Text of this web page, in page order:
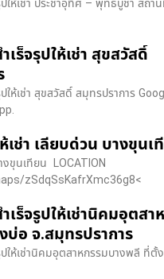
ให้เช่า ประชาอุทิศ – พุทธบูชา สถา
เร็จรุปให้เช่า สุขสวัสดิ์
ให้เช่า สุขสวัสดิ์ สมุทรปราการ
เช่า เลียบด่วน บางขุนเ
ขุนเทียน​ LOCATION
zSdqSsKafrXmc36g8<
เร็จรูปให้เช่านิคมอุตสา
บ่อ จ.สมุทรปราการ
ปให้เช่านิคมอุตสาหกรรมบางพลี ที่ตั้